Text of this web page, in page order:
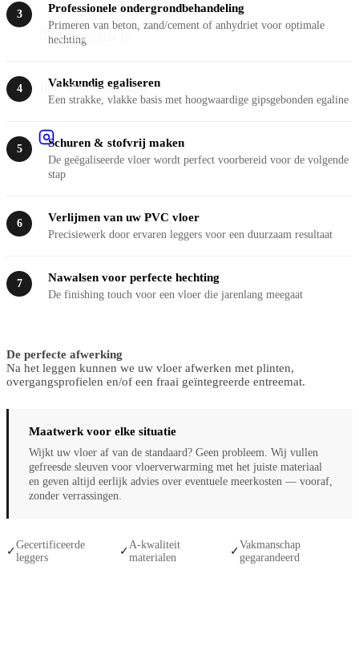
Sierenborch 10
1043 BA Amsterdam
3 Professionele ondergrondbehandeling
Primeren van beton, zand/cement of anhydriet voor optimale
hechting
4 Vakkundig egaliseren
Een strakke, vlakke basis met hoogwaardige gipsgebonden egaline
5 Schuren & stofvrij maken
De geëgaliseerde vloer wordt perfect voorbereid voor de volgende
stap
6 Verlijmen van uw PVC vloer
Precisiewerk door ervaren leggers voor een duurzaam resultaat
7 Nawalsen voor perfecte hechting
De finishing touch voor een vloer die jarenlang meegaat
De perfecte afwerking
Na het leggen kunnen we uw vloer afwerken met plinten,
overgangsprofielen en/of een fraai geïntegreerde entreemat.
Maatwerk voor elke situatie
Wijkt uw vloer af van de standaard? Geen probleem. Wij vullen
gefreesde sleuven voor vloerverwarming met het juiste materiaal
en geven altijd eerlijk advies over eventuele meerkosten — vooraf,
zonder verrassingen.
✓
Gecertificeerde
leggers
✓
A-kwaliteit
materialen
✓
Vakmanschap
gegarandeerd